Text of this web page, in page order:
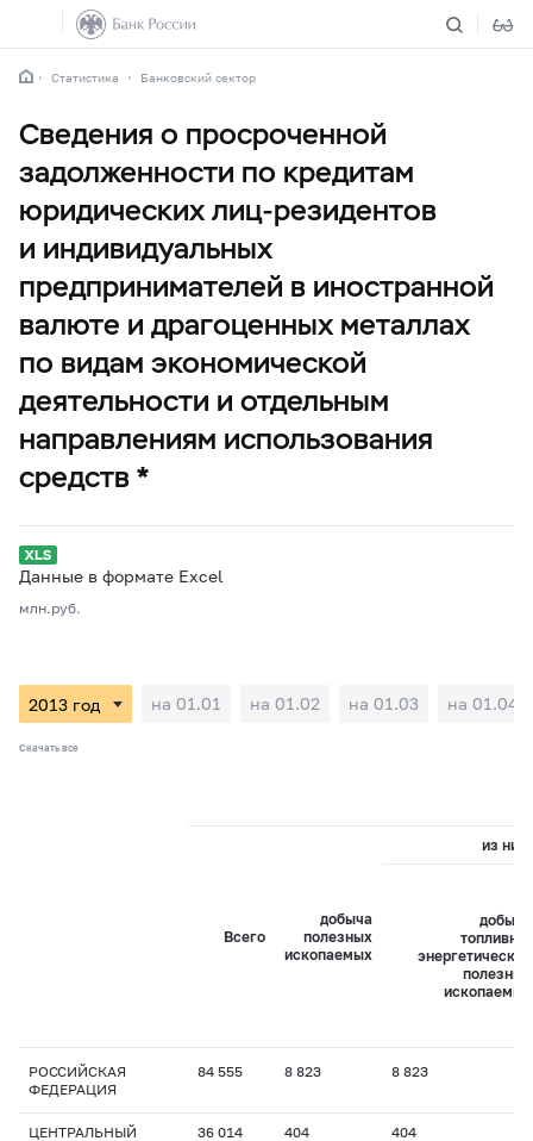
Статистика Банковский сектор
Сведения о просроченной
задолженности по кредитам
юридических лиц-резидентов
и индивидуальных
предпринимателей в иностранной
валюте и драгоценных металлах
по видам экономической
деятельности и отдельным
направлениям использования
средств *
Данные в формате Excel
млн.руб.
на 01.01 на 01.02 на 01.03 на 01.04
Скачать все
Всего
добыча
полезных
ископаемых
из них:
добыча
топливно-
энергетических
полезных
ископаемых
РОССИЙСКАЯ
ФЕДЕРАЦИЯ
84 555 8 823 8 823
ЦЕНТРАЛЬНЫЙ
36 014 404 404